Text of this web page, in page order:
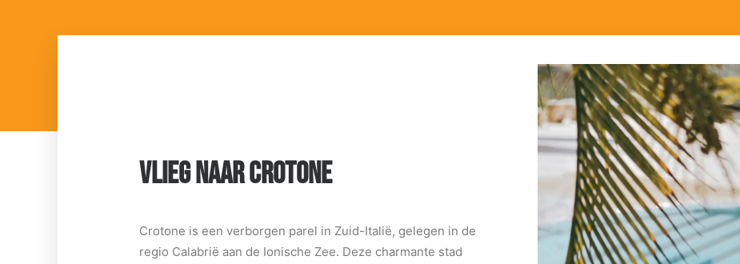
VLIEG NAAR CROTONE
Crotone is een verborgen parel in Zuid-Italië, gelegen in de
regio Calabrië aan de Ionische Zee. Deze charmante stad